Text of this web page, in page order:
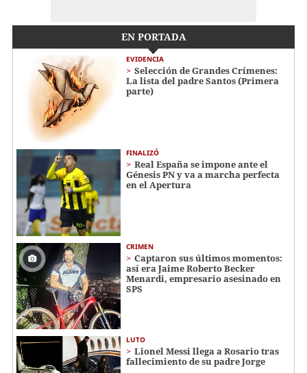
EN PORTADA
EVIDENCIA
Selección de Grandes Crímenes:
La lista del padre Santos (Primera
parte)
FINALIZÓ
Real España se impone ante el
Génesis PN y va a marcha perfecta
en el Apertura
CRIMEN
Captaron sus últimos momentos:
así era Jaime Roberto Becker
Menardi​​​, empresario asesinado en
SPS
LUTO
Lionel Messi llega a Rosario tras
fallecimiento de su padre Jorge